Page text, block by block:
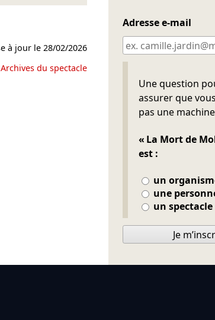
à jour le28/02/2026
du spectacle
Adresse e-mail
Une question
assurer que
pas une
« La Mort de
est :
un
une
un spectacle
Ne pas remplir
Je